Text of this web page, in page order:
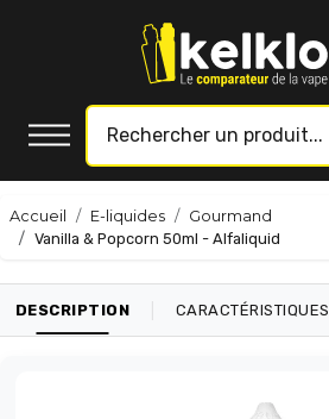
Accueil E-liquides
Gourmand
Vanilla & Popcorn 50ml - Alfaliquid
DESCRIPTION CARACTÉRISTIQUES